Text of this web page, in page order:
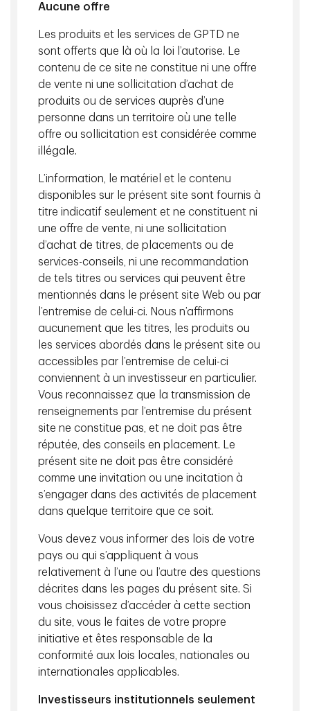
de Placements TD
Kevin Hebner, PhD
Directeur général et stratège en
placements mondiaux, TD Epoch
L’impact à long terme de l’IA pourrait s’étendre au-
delà des bénéfices des sociétés. À mesure que les
inégalités et les déficits structurels augmentent, les
pressions budgétaires influencent de plus en plus la
politique monétaire et les marchés. Notre plus
récent article explore ce que l’évolution du
contexte budgétaire pourrait signifier pour les
investisseurs.
La lente formation d’une économie en
forme de K
Au cours des 25 dernières années, les économies
avancées ont de plus en plus présenté ce que les
économistes décrivent comme une trajectoire « en forme
de K » selon laquelle un segment de la société
augmente tandis qu’un autre s’efforce de suivre le
rythme.
La part de main-d’œuvre dans le revenu national a
le début des années 2000. Selon les données du Bureau
of Labor Statistics (BLS) des États-Unis
main-d’œuvre dans le revenu des sociétés a
considérablement diminué entre l’année 2000 et le milieu
des années 2010, avant de se stabiliser plus récemment.
À l’échelle mondiale, des recherches ont également
documenté une baisse sur plusieurs décennies de la part
de main-d’œuvre dans le revenu national au sein des
économies avancées2.
Plusieurs forces ont convergé pour entraîner ce
Aucune offre
Les produits et les services de GPTD ne
sont offerts que là où la loi l’autorise. Le
contenu de ce site ne constitue ni une offre
de vente ni une sollicitation d’achat de
produits ou de services auprès d’une
personne dans un territoire où une telle
offre ou sollicitation est considérée comme
illégale.
L’information, le matériel et le contenu
disponibles sur le présent site sont fournis à
titre indicatif seulement et ne constituent ni
une offre de vente, ni une sollicitation
d’achat de titres, de placements ou de
services-conseils, ni une recommandation
de tels titres ou services qui peuvent être
mentionnés dans le présent site Web ou par
l’entremise de celui-ci. Nous n’affirmons
aucunement que les titres, les produits ou
les services abordés dans le présent site ou
accessibles par l’entremise de celui-ci
conviennent à un investisseur en particulier.
Vous reconnaissez que la transmission de
renseignements par l’entremise du présent
site ne constitue pas, et ne doit pas être
réputée, des conseils en placement. Le
présent site ne doit pas être considéré
comme une invitation ou une incitation à
s’engager dans des activités de placement
dans quelque territoire que ce soit.
Vous devez vous informer des lois de votre
pays ou qui s’appliquent à vous
relativement à l’une ou l’autre des questions
décrites dans les pages du présent site. Si
vous choisissez d’accéder à cette section
du site, vous le faites de votre propre
initiative et êtes responsable de la
conformité aux lois locales, nationales ou
internationales applicables.
Investisseurs institutionnels seulement